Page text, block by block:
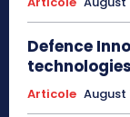
Defence
technologies
Articole August